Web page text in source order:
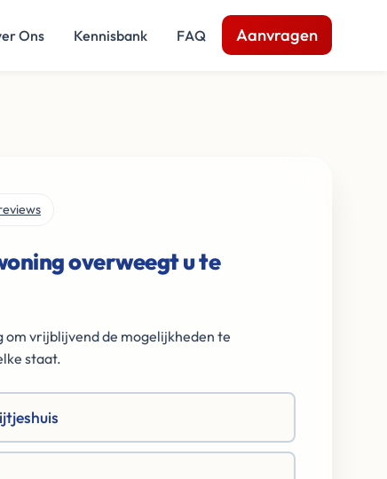
Ons Kennisbank FAQ Aanvragen
overweegt u te
om vrijblijvend de mogelijkheden te
staat.